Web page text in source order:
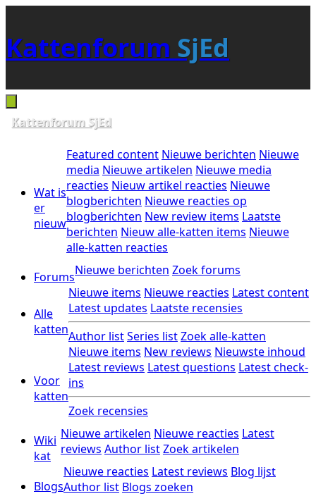
Kattenforum SjEd
Kattenforum SjEd
Wat is
er
nieuw
Featured content Nieuwe berichten Nieuwe
media Nieuwe artikelen Nieuwe media
reacties Nieuw artikel reacties Nieuwe
blogberichten Nieuwe reacties op
blogberichten New review items Laatste
berichten Nieuw alle-katten items Nieuwe
alle-katten reacties
ForumsNieuwe berichten Zoek forums
Alle
katten
Nieuwe items Nieuwe reacties Latest content
Latest updates Laatste recensies
Author listSeries listZoek alle-katten
Voor
katten
Nieuwe items New reviews Nieuwste inhoud
Latest reviews Latest questions Latest check-
ins
Zoek recensies
Wiki
kat
Nieuwe artikelen Nieuwe reacties Latest
reviews Author listZoek artikelen
Blogs
Nieuwe reacties Latest reviews Blog lijst
Author list Blogs zoeken